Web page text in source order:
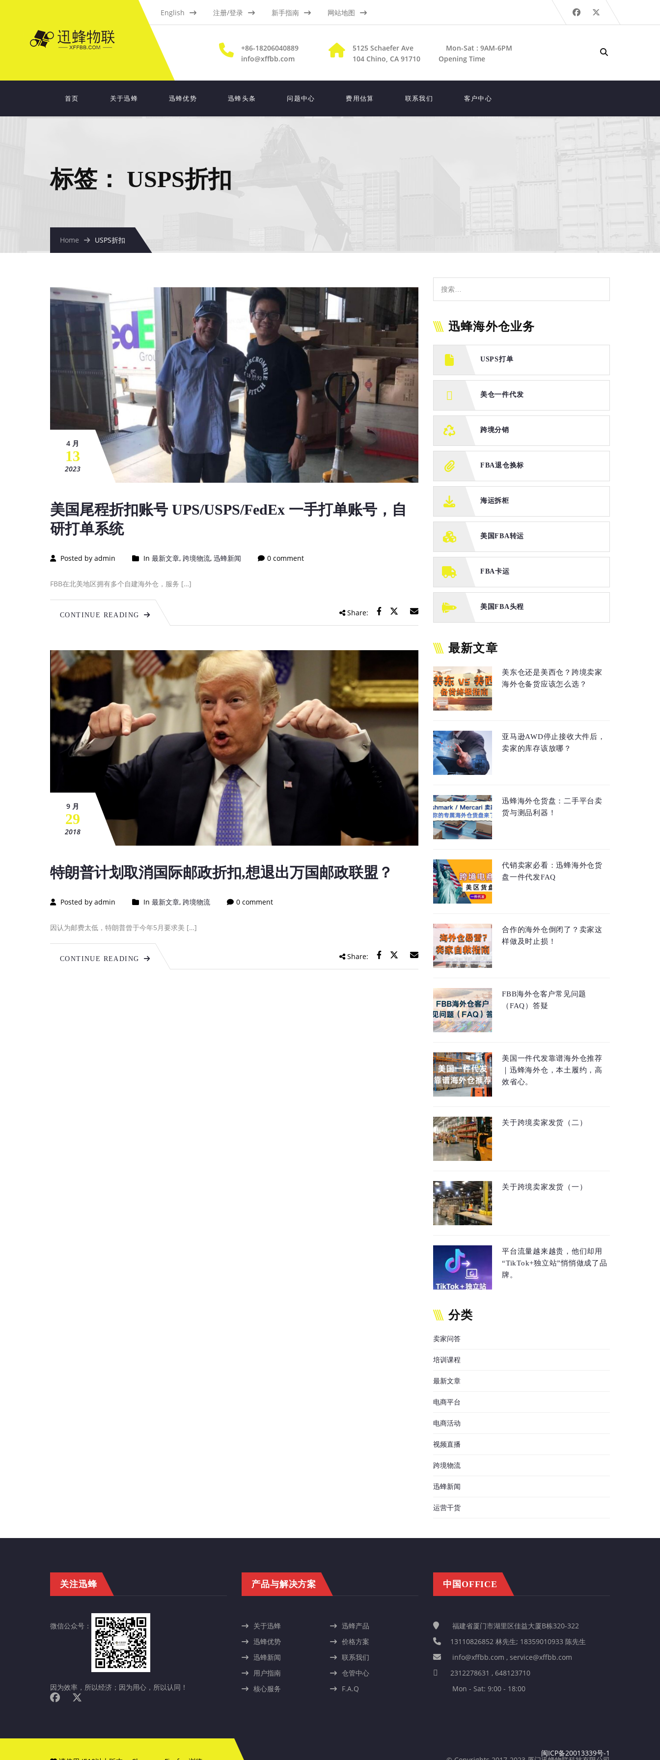
English 注册/登录 新手指南 网站地图
+86-18206040889
info@xffbb.com
5125 Schaefer Ave
104 Chino, CA 91710
Mon-Sat : 9AM-6PM
Opening Time
首页 关于迅蜂 迅蜂优势 迅蜂头条 问题中心 费用估算 联系我们 客户中心
标签： USPS折扣
Home USPS折扣
4 月
13
2023
美国尾程折扣账号 UPS/USPS/FedEx 一手打单账号，自
研打单系统
Posted by admin In 最新文章, 跨境物流, 迅蜂新闻 0 comment
FBB在北美地区拥有多个自建海外仓，服务 […]
CONTINUE READING Share:
9 月
29
2018
特朗普计划取消国际邮政折扣,想退出万国邮政联盟？
Posted by admin In 最新文章, 跨境物流 0 comment
因认为邮费太低，特朗普曾于今年5月要求美 […]
CONTINUE READING Share:
迅蜂海外仓业务
USPS打单
美仓一件代发
跨境分销
FBA退仓换标
海运拆柜
美国FBA转运
FBA卡运
美国FBA头程
最新文章
美东仓还是美西仓？跨境卖家
海外仓备货应该怎么选？
亚马逊AWD停止接收大件后，
卖家的库存该放哪？
迅蜂海外仓货盘：二手平台卖
货与测品利器！
代销卖家必看：迅蜂海外仓货
盘一件代发FAQ
合作的海外仓倒闭了？卖家这
样做及时止损！
FBB海外仓客户常见问题
（FAQ）答疑
美国一件代发靠谱海外仓推荐
｜迅蜂海外仓，本土履约，高
效省心。
关于跨境卖家发货（二）
关于跨境卖家发货（一）
平台流量越来越贵，他们却用
“TikTok+独立站”悄悄做成了品
牌。
分类
卖家问答
培训课程
最新文章
电商平台
电商活动
视频直播
跨境物流
迅蜂新闻
运营干货
关注迅蜂
微信公众号：
因为效率，所以经济；因为用心，所以认同！
产品与解决方案
关于迅蜂
迅蜂产品
迅蜂优势
价格方案
迅蜂新闻
联系我们
用户指南
仓管中心
核心服务
F.A.Q
中国OFFICE
福建省厦门市湖里区佳益大厦B栋320-322
13110826852 林先生; 18359010933 陈先生
info@xffbb.com , service@xffbb.com
2312278631 , 648123710
Mon - Sat: 9:00 - 18:00
闽ICP备20013339号-1